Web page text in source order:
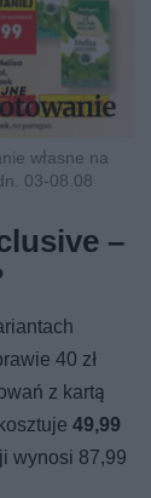
własne na
03-08.08
–
40 zł
z kartą
49,99
wynosi 87,99